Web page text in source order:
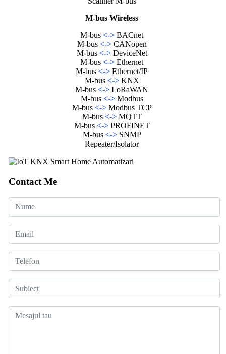
M-bus Wireless
M-bus <-> BACnet
M-bus <->CANopen
M-bus <->DeviceNet
M-bus <-> Ethernet
M-bus <-> Ethernet/IP
M-bus <->KNX
M-bus <-> LoRaWAN
M-bus <->Modbus
M-bus <->Modbus TCP
M-bus <->MQTT
M-bus <->PROFINET
M-bus <->SNMP
Repeater/Isolator
Contact Me